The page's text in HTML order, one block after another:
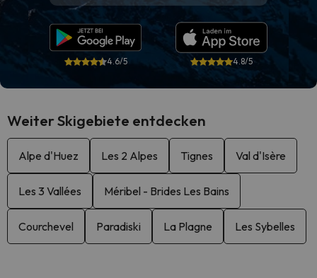
4.6/5 4.8/5
Weiter Skigebiete entdecken
Alpe d'Huez Les 2 Alpes Tignes Val d'Isère
Les 3 Vallées Méribel - Brides Les Bains
Courchevel Paradiski La Plagne Les Sybelles